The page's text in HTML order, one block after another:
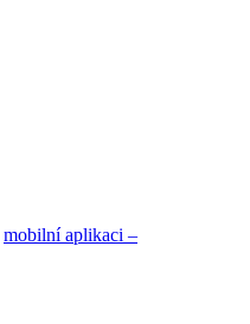
mobilní aplikaci –